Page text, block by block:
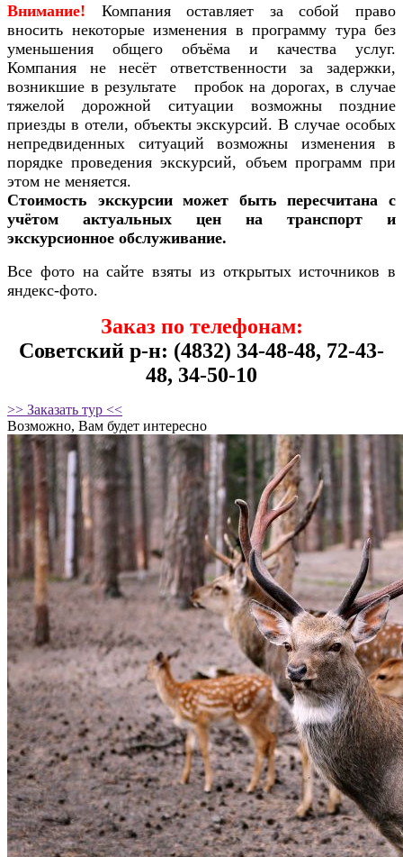
Внимание! Компания оставляет за собой право
вносить некоторые изменения в программу тура без
уменьшения общего объёма и качества услуг.
Компания не несёт ответственности за задержки,
возникшие в результате пробок на дорогах, в случае
тяжелой дорожной ситуации возможны поздние
приезды в отели, объекты экскурсий. В случае особых
непредвиденных ситуаций возможны изменения в
порядке проведения экскурсий, объем программ при
этом не меняется.
Стоимость экскурсии может быть пересчитана с
учётом актуальных цен на транспорт и
экскурсионное обслуживание.
Все фото на сайте взяты из открытых источников в
яндекс-фото.
Заказ по телефонам:
Советский р-н: (4832) 34-48-48, 72-43-
48, 34-50-10
>> Заказать тур <<
Возможно, Вам будет интересно